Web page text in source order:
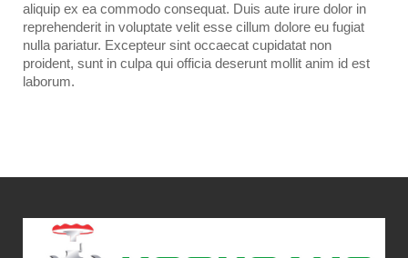
aliquip ex ea commodo consequat. Duis aute irure dolor in
reprehenderit in voluptate velit esse cillum dolore eu fugiat
nulla pariatur. Excepteur sint occaecat cupidatat non
proident, sunt in culpa qui officia deserunt mollit anim id est
laborum.